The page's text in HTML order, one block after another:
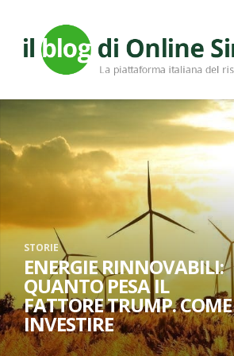
STORIE
ENERGIE RINNOVABILI:
QUANTO PESA IL
FATTORE TRUMP. COME
INVESTIRE